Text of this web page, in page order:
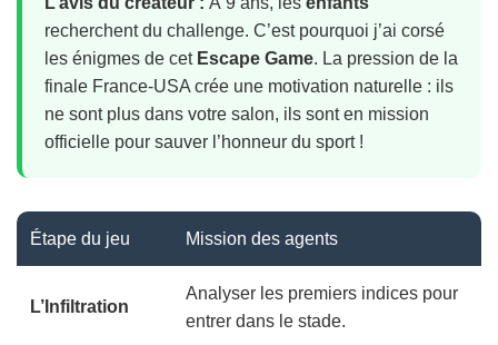
recherchent du challenge. C’est pourquoi j’ai corsé
les énigmes de cet Escape Game. La pression de la
finale France-USA crée une motivation naturelle : ils
ne sont plus dans votre salon, ils sont en mission
officielle pour sauver l’honneur du sport !
Étape du jeu Mission des agents
L’Infiltration
Analyser les premiers indices pour
entrer dans le stade.